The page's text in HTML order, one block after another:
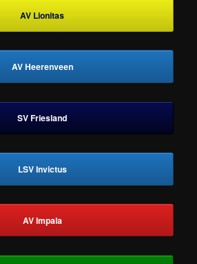
AV Lionitas
AV Heerenveen
SV Friesland
LSV Invictus
AV Impala